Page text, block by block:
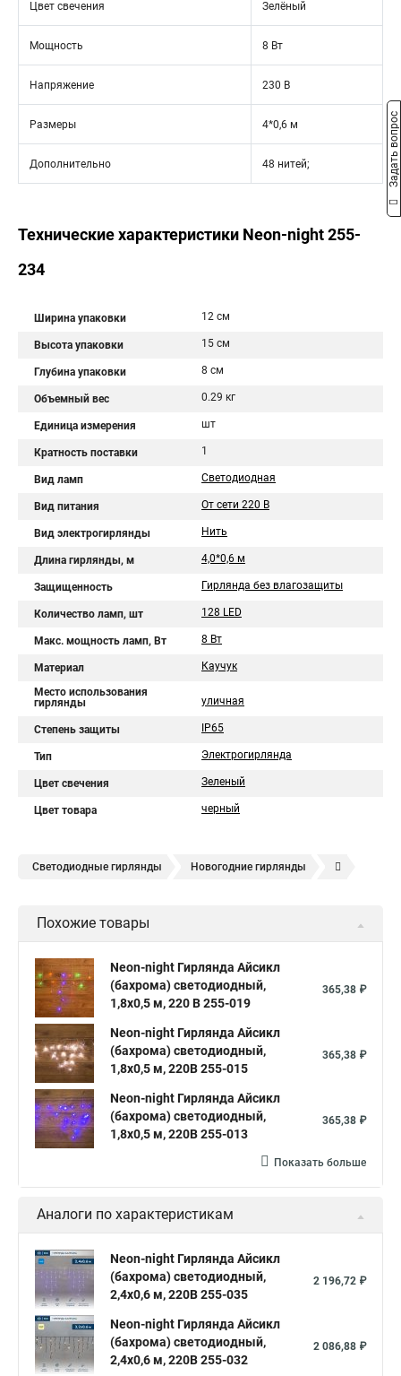
Цвет свечения Зелёный
Мощность 8 Вт
Напряжение 230 В
Размеры 4*0,6 м
Дополнительно 48 нитей;
Технические характеристики Neon-night 255-
234
Ширина упаковки 12 см
Высота упаковки 15 см
Глубина упаковки 8 см
Объемный вес 0.29 кг
Единица измерения шт
Кратность поставки 1
Вид ламп Светодиодная
Вид питания От сети 220 В
Вид электрогирлянды Нить
Длина гирлянды, м 4,0*0,6 м
Защищенность Гирлянда без влагозащиты
Количество ламп, шт 128 LED
Макс. мощность ламп, Вт 8 Вт
Материал Каучук
Место использования
гирлянды
уличная
Степень защиты IP65
Тип Электрогирлянда
Цвет свечения Зеленый
Цвет товара черный
Светодиодные гирлянды Новогодние гирлянды
Электрическая гирлянда
Похожие товары
Neon-night Гирлянда Айсикл
(бахрома) светодиодный,
1,8х0,5 м, 220 В 255-019
365,38 ₽
Neon-night Гирлянда Айсикл
(бахрома) светодиодный,
1,8х0,5 м, 220В 255-015
365,38 ₽
Neon-night Гирлянда Айсикл
(бахрома) светодиодный,
1,8х0,5 м, 220В 255-013
365,38 ₽
Показать больше
Аналоги по характеристикам
Neon-night Гирлянда Айсикл
(бахрома) светодиодный,
2,4х0,6 м, 220В 255-035
2 196,72 ₽
Neon-night Гирлянда Айсикл
(бахрома) светодиодный,
2,4х0,6 м, 220В 255-032
2 086,88 ₽
Задать вопрос